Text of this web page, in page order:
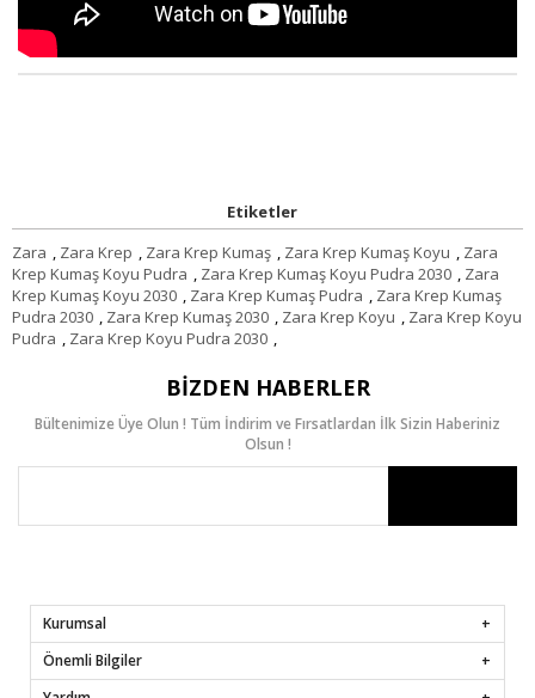
Etiketler
Zara , Zara Krep , Zara Krep Kumaş , Zara Krep Kumaş Koyu , Zara
Krep Kumaş Koyu Pudra , Zara Krep Kumaş Koyu Pudra 2030 , Zara
Krep Kumaş Koyu 2030 , Zara Krep Kumaş Pudra , Zara Krep Kumaş
Pudra 2030 , Zara Krep Kumaş 2030 , Zara Krep Koyu , Zara Krep Koyu
Pudra , Zara Krep Koyu Pudra 2030 ,
BIZDEN HABERLER
Bültenimize Üye Olun ! Tüm İndirim ve Fırsatlardan İlk Sizin Haberiniz
Olsun !
Kurumsal
Önemli Bilgiler